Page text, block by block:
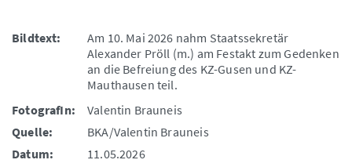
Bildtext:
Am 10. Mai 2026 nahm Staatssekretär
Alexander Pröll (m.) am Festakt zum Gedenken
an die Befreiung des KZ-Gusen und KZ-
Mauthausen teil.
FotografIn:
Valentin Brauneis
Quelle:
BKA/Valentin Brauneis
Datum:
11.05.2026